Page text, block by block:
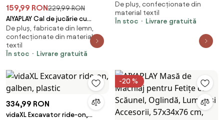
159,99 RON229,99 RON
AIYAPLAY Cal de jucărie cu
baston și sunete realiste
pentru copii 24+ luni, Maro |
Aosom Romania
De pluș, fabricate din lemn,
confecționate din material
textil
În stoc
Livrare gratuită
rottweiler, negru și maro, XXL
De pluș, confecționate din
material textil
În stoc
Livrare gratuită
334,99 RON
vidaXL Excavator ride-on,
-20 %